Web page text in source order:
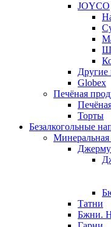
JOYCO
Другие
Globex
Печёная
Торты
Безалкогольные
Минеральная
Татни
Бжни.